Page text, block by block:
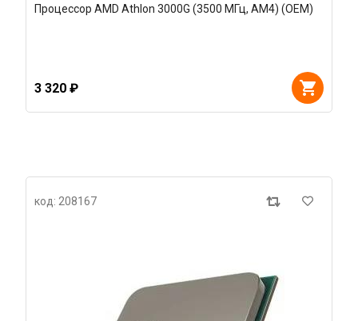
Процессор AMD Athlon 3000G (3500 МГц, AM4) (OEM)
3 320 ₽
код: 208167